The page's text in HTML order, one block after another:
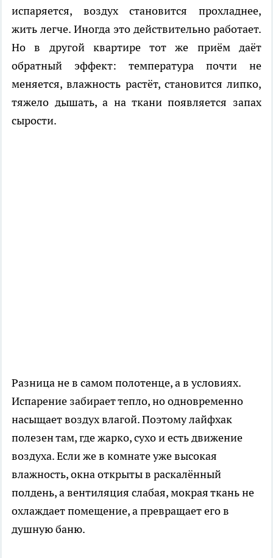
испаряется, воздух становится прохладнее,
жить легче. Иногда это действительно работает.
Но в другой квартире тот же приём даёт
обратный эффект: температура почти не
меняется, влажность растёт, становится липко,
тяжело дышать, а на ткани появляется запах
сырости.
Разница не в самом полотенце, а в условиях.
Испарение забирает тепло, но одновременно
насыщает воздух влагой. Поэтому лайфхак
полезен там, где жарко, сухо и есть движение
воздуха. Если же в комнате уже высокая
влажность, окна открыты в раскалённый
полдень, а вентиляция слабая, мокрая ткань не
охлаждает помещение, а превращает его в
душную баню.